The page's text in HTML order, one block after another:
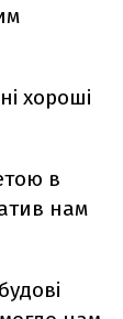
хороші
в
нам